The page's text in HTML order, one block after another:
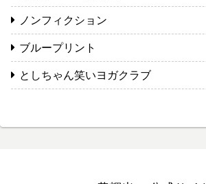
ノンフィクション
ブループリント
としちゃん笑いヨガクラブ